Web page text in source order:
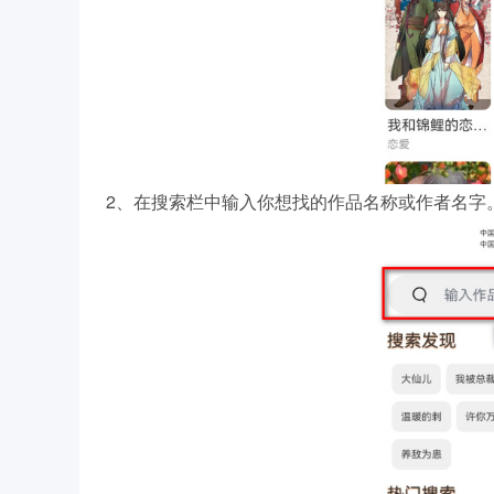
2、在搜索栏中输入你想找的作品名称或作者名字